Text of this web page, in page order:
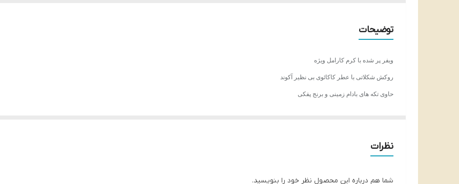
توضیحات
ویفر پر شده با کرم کارامل ویژه
روکش شکلاتی با عطر کاکائوی بی نظیر آکوند
حاوی تکه های بادام زمینی و برنج پفکی
نظرات
شما هم درباره این محصول نظر خود را بنویسید.